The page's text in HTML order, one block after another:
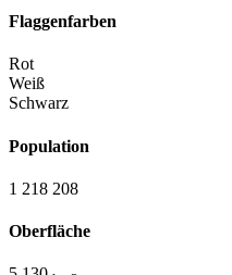
Flaggenfarben
Rot
Weiß
Schwarz
Population
1 218 208
Oberfläche